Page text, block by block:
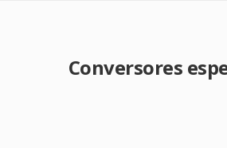
Conversores